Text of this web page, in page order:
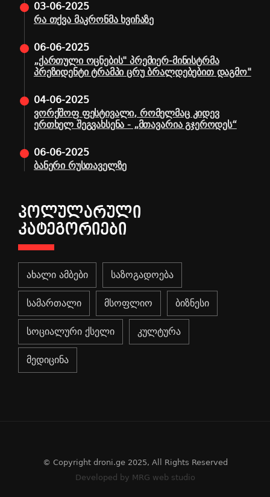
03-06-2025
რა თქვა მაკრონმა ხვიჩაზე
06-06-2025
„ქართული ოცნების" პრემიერ-მინისტრმა
პრეზიდენტი ტრამპი ცრუ ბრალდებებით დაგმო"
04-06-2025
ვორქშოფ ფესტივალი, რომელმაც კიდევ
ერთხელ შეგვახსენა - „მთავარია გჯეროდეს“
06-06-2025
ბანერი რუსთაველზე
ᲞᲝᲚᲣᲚᲐᲠᲣᲚᲘ
ᲙᲐᲢᲔᲒᲝᲠᲘᲔᲑᲘ
ახალი ამბები საზოგადოება
სამართალი მსოფლიო ბიზნესი
სოციალური ქსელი კულტურა
მედიცინა
© Copyright droni.ge 2025, All Rights Reserved
Developed by MRG web studio